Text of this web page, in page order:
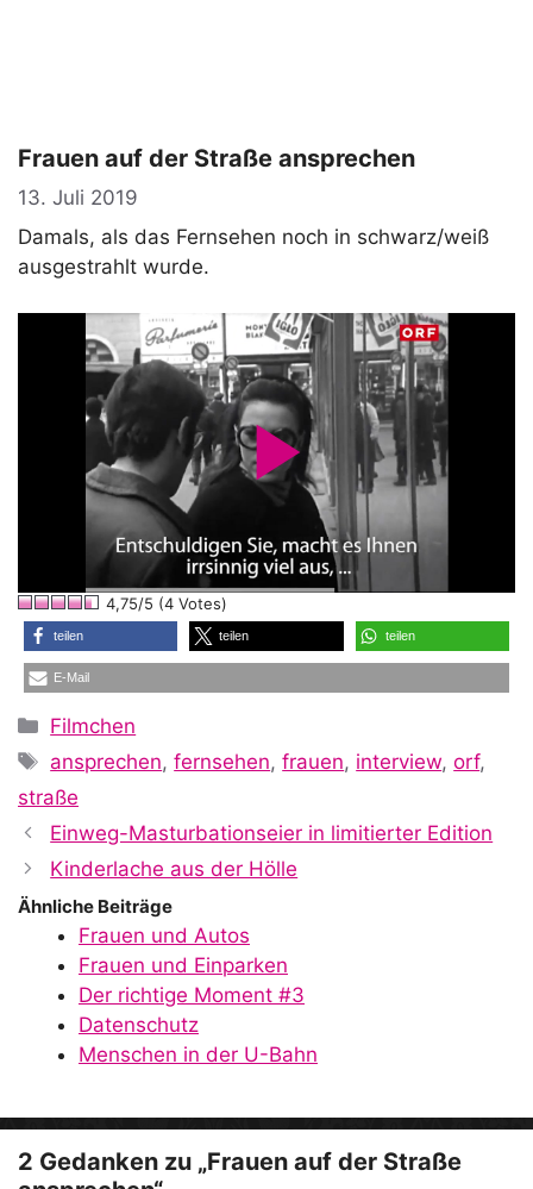
Frauen auf der Straße ansprechen
13. Juli 2019
Damals, als das Fernsehen noch in schwarz/weiß
ausgestrahlt wurde.
P
l
a
y
V
i
d
e
o
4,75/5 (4 Votes)
teilen teilen teilen
E-Mail
Kategorien
Filmchen
Schlagwörter
ansprechen,fernsehen,frauen, interview,orf,
straße
Einweg-Masturbationseier in limitierter Edition
Kinderlache aus der Hölle
Ähnliche Beiträge
Frauen und Autos
Frauen und Einparken
Der richtige Moment #3
Datenschutz
Menschen in der U-Bahn
2 Gedanken zu „Frauen auf der Straße